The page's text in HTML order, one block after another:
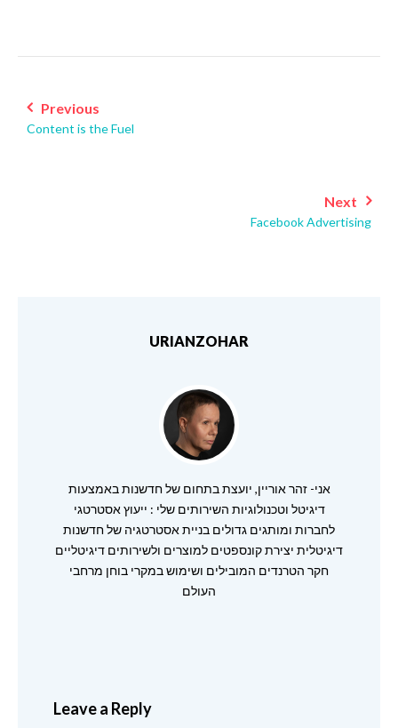
Previous
Content is the Fuel
Next
Facebook Advertising
URIANZOHAR
אני- זהר אוריין, יועצת בתחום של חדשנות באמצעות
דיגיטל וטכנולוגיות השירותים שלי : ייעוץ אסטרטגי
לחברות ומותגים גדולים בניית אסטרטגיה של חדשנות
דיגיטלית יצירת קונספטים למוצרים ולשירותים דיגיטליים
חקר הטרנדים המובילים ושימוש במקרי בוחן מרחבי
העולם
Leave a Reply